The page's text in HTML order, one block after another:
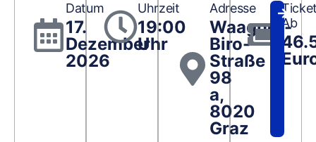
Datum
17.
Dezember
2026
Uhrzeit
19:00
Uhr
Adresse
Waagner-
Biro-
Straße
98
a,
8020
Graz
Ab